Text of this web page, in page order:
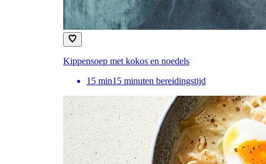
Kippensoep met kokos en noedels
15 min15 minuten bereidingstijd